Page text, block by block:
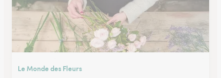
Le Monde des Fleurs